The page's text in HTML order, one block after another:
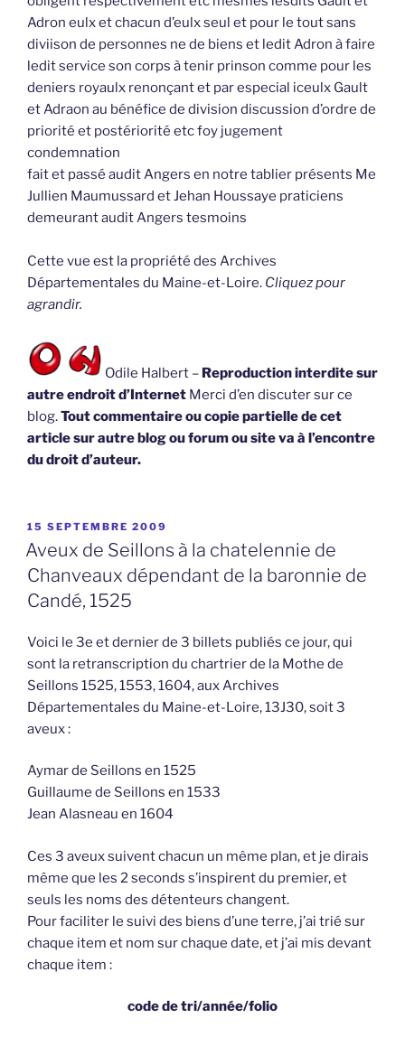
Adron eulx et chacun d’eulx seul et pour le tout sans
diviison de personnes ne de biens et ledit Adron à faire
ledit service son corps à tenir prinson comme pour les
deniers royaulx renonçant et par especial iceulx Gault
et Adraon au bénéfice de division discussion d’ordre de
priorité et postériorité etc foy jugement
condemnation
fait et passé audit Angers en notre tablier présents Me
Jullien Maumussard et Jehan Houssaye praticiens
demeurant audit Angers tesmoins
Cette vue est la propriété des Archives
Départementales du Maine-et-Loire. Cliquez pour
agrandir.
Odile Halbert – Reproduction interdite sur
autre endroit d’Internet Merci d’en discuter sur ce
blog.Tout commentaire ou copie partielle de cet
article sur autre blog ou forum ou site va à l’encontre
du droit d’auteur.
PUBLIÉ
LE
15 SEPTEMBRE 2009
Aveux de Seillons à la chatelennie de
Chanveaux dépendant de la baronnie de
Candé, 1525
Voici le 3e et dernier de 3 billets publiés ce jour, qui
sont la retranscription du chartrier de la Mothe de
Seillons 1525, 1553, 1604, aux Archives
Départementales du Maine-et-Loire, 13J30, soit 3
aveux :
Aymar de Seillons en 1525
Guillaume de Seillons en 1533
Jean Alasneau en 1604
Ces 3 aveux suivent chacun un même plan, et je dirais
même que les 2 seconds s’inspirent du premier, et
seuls les noms des détenteurs changent.
Pour faciliter le suivi des biens d’une terre, j’ai trié sur
chaque item et nom sur chaque date, et j’ai mis devant
chaque item :
code de tri/année/folio